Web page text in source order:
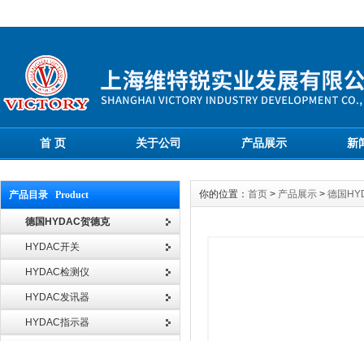
首 页 关于公司 产品展示 新
产品目录 Product
德国HYDAC贺德克
HYDAC开关
HYDAC检测仪
HYDAC发讯器
HYDAC指示器
你的位置： 首页 > 产品展示 > 德国